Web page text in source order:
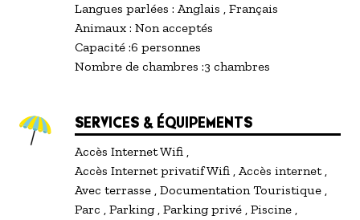
Langues parlées : Anglais
Français
Animaux : Non acceptés
Capacité :6 personnes
Nombre de chambres :3 chambres
SERVICES & ÉQUIPEMENTS
Accès Internet Wifi
Accès Internet privatif Wifi Accès internet
Avec terrasse Documentation Touristique
Parc
Parking Parking privé Piscine